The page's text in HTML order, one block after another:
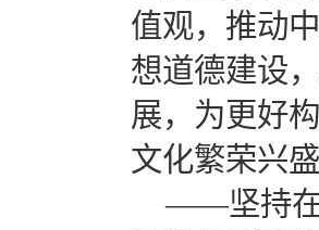
值观，推动
想道德建设
展，为更好
文化繁荣兴
——坚持在